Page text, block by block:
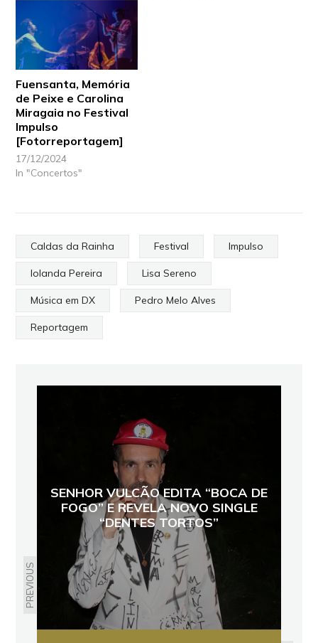
Fuensanta, Memória
de Peixe e Carolina
Miragaia no Festival
Impulso
[Fotorreportagem]
17/12/2024
In "Concertos"
Caldas da Rainha Festival Impulso
Iolanda Pereira Lisa Sereno
Música em DX Pedro Melo Alves
Reportagem
PREVIOUS
SENHOR VULCÃO EDITA “BOCA DE
FOGO” E REVELA NOVO SINGLE
“DENTES TORTOS”